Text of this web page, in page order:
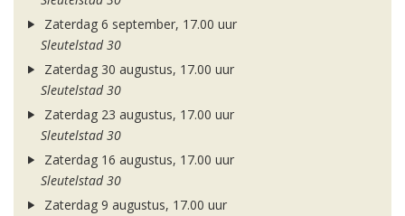
Zaterdag 6 september, 17.00 uur
Sleutelstad 30
Zaterdag 30 augustus, 17.00 uur
Sleutelstad 30
Zaterdag 23 augustus, 17.00 uur
Sleutelstad 30
Zaterdag 16 augustus, 17.00 uur
Sleutelstad 30
Zaterdag 9 augustus, 17.00 uur